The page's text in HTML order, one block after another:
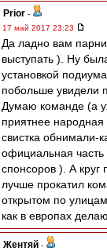
Prior -
17 май 2017 23:23
Да ладно вам парни
выступать ). Ну
установкой
побольше увидели
Думаю команде (а
приятнее народная
свистка обнимали-
официальная
спонсоров ). А круг
лучше прокатил
открытом по
как в европах
Жентяй -